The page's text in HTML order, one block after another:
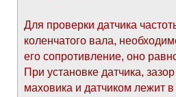
Для проверки датчика
коленчатого вала,
его сопротивление, оно
При установке датчика,
маховика и датчиком лежит